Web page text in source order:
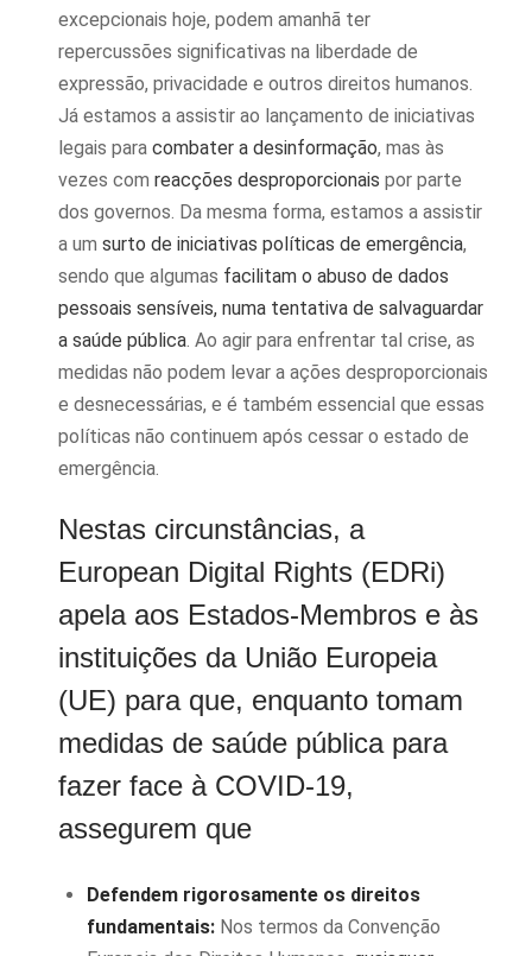
excepcionais hoje, podem amanhã ter
repercussões significativas na liberdade de
expressão, privacidade e outros direitos humanos.
Já estamos a assistir ao lançamento de iniciativas
legais para combater a desinformação, mas às
vezes com reacções desproporcionais por parte
dos governos. Da mesma forma, estamos a assistir
a um surto de iniciativas políticas de emergência,
sendo que algumas facilitam o abuso de dados
pessoais sensíveis, numa tentativa de salvaguardar
a saúde pública. Ao agir para enfrentar tal crise, as
medidas não podem levar a ações desproporcionais
e desnecessárias, e é também essencial que essas
políticas não continuem após cessar o estado de
emergência.
Nestas circunstâncias, a
European Digital Rights (EDRi)
apela aos Estados-Membros e às
instituições da União Europeia
(UE) para que, enquanto tomam
medidas de saúde pública para
fazer face à COVID-19,
assegurem que
Defendem rigorosamente os direitos
fundamentais: Nos termos da Convenção